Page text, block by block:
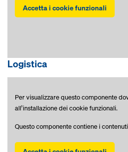
Accetta i cookie funzionali
Logistica
Per visualizzare questo componente
all’installazione dei cookie funzionali.
Questo componente contiene i